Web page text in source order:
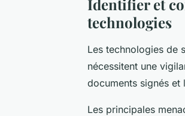
Identifier et
technologies
Les technologies de
nécessitent une
documents signés et
Les principales